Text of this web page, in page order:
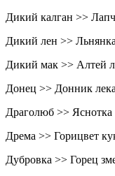
Дикий калган >>
Дикий лен >>
Дикий мак >> Алтей
Донец >> Донник
Драголюб >> Яснотка
Дрема >> Горицвет
Дубровка >> Горец